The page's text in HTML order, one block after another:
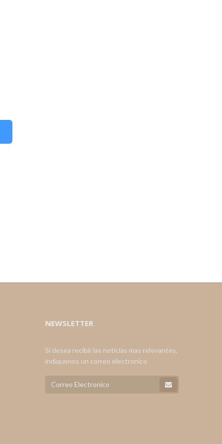
NEWSLETTER
Si desea recibir las noticias mas relevantes,
indiquenos un correo electronico